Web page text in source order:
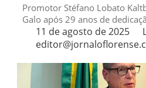
Promotor Stéfano Lobato
Galo após 29 anos de
11 de agosto de 2025